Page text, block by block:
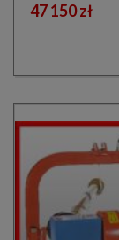
47 150 zł